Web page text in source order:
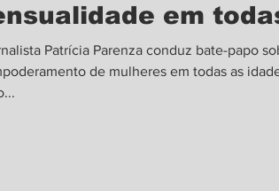
em
Patrícia Parenza conduz bate-papo
de mulheres em todas as